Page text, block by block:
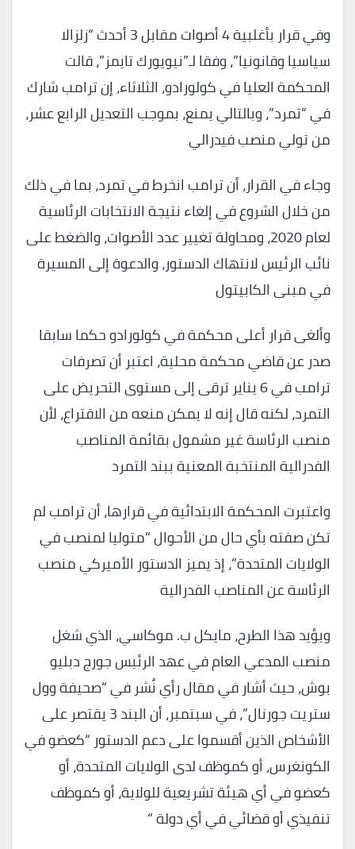
وفي قرار بأغلبية 4 أصوات مقابل 3 أحدث “زلزالا
سياسيا وقانونيا”، وفقا لـ”نيويورك تايمز”، قالت
المحكمة العليا في كولورادو، الثلاثاء، إن ترامب شارك
في “تمرد”، وبالتالي يمنع، بموجب التعديل الرابع عشر،
من تولي منصب فيدرالي
وجاء في القرار، أن ترامب انخرط في تمرد، بما في ذلك
من خلال الشروع في إلغاء نتيجة الانتخابات الرئاسية
لعام 2020، ومحاولة تغيير عدد الأصوات، والضغط على
نائب الرئيس لانتهاك الدستور، والدعوة إلى المسيرة
في مبنى الكابيتول
وألغى قرار أعلى محكمة في كولورادو حكما سابقا
صدر عن قاضي محكمة محلية، اعتبر أن تصرفات
ترامب في 6 يناير ترقى إلى مستوى التحريض على
التمرد، لكنه قال إنه لا يمكن منعه من الاقتراع، لأن
منصب الرئاسة غير مشمول بقائمة المناصب
الفدرالية المنتخبة المعنية ببند التمرد
واعتبرت المحكمة الابتدائية في قرارها، أن ترامب لم
تكن صفته بأي حال من الأحوال “متوليا لمنصب في
الولايات المتحدة”، إذ يميز الدستور الأميركي منصب
الرئاسة عن المناصب الفدرالية
ويؤيد هذا الطرح، مايكل ب. موكاسي، الذي شغل
منصب المدعي العام في عهد الرئيس جورج دبليو
بوش، حيث أشار في مقال رأي نُشر في “صحيفة وول
ستريت جورنال”، في سبتمبر، أن البند 3 يقتصر على
الأشخاص الذين أقسموا على دعم الدستور “كعضو في
الكونغرس، أو كموظف لدى الولايات المتحدة، أو
كعضو في أي هيئة تشريعية للولاية، أو كموظف
تنفيذي أو قضائي في أي دولة “